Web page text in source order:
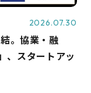
2026.07.30
。協業・融
、スタートアッ